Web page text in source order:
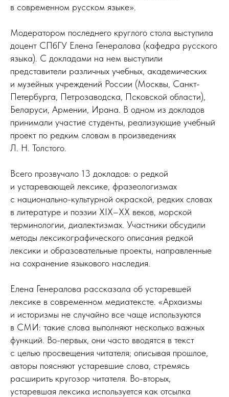
в современном русском языке».
Модератором последнего круглого стола выступила
доцент СПбГУ Елена Генералова (кафедра русского
языка). С докладами на нем выступили
представители различных учебных, академических
и музейных учреждений России (Москвы, Санкт-
Петербурга, Петрозаводска, Псковской области),
Беларуси, Армении, Ирана. В одном из докладов
принимали участие студенты, реализующие учебный
проект по редким словам в произведениях
Л. Н. Толстого.
Всего прозвучало 13 докладов: о редкой
и устаревающей лексике, фразеологизмах
с национально-культурной окраской, редких словах
в литературе и поэзии XIX–XX веков, морской
терминологии, диалектизмах. Участники обсудили
методы лексикографического описания редкой
лексики и образовательные проекты, направленные
на сохранение языкового наследия.
Елена Генералова рассказала об устаревшей
лексике в современном медиатексте. «Архаизмы
и историзмы не случайно все чаще используются
в СМИ: такие слова выполняют несколько важных
функций. Во-первых, они часто вводятся в текст
с целью просвещения читателя; описывая прошлое,
авторы поясняют устаревшие слова, стремясь
расширить кругозор читателя. Во-вторых,
устаревшая лексика используется как отсылка